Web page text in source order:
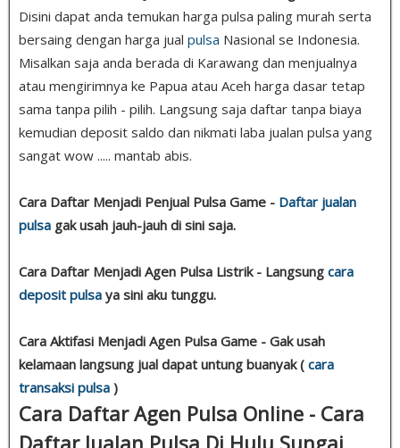
Disini dapat anda temukan harga pulsa paling murah serta
bersaing dengan harga jual pulsa Nasional se Indonesia.
Misalkan saja anda berada di Karawang dan menjualnya
atau mengirimnya ke Papua atau Aceh harga dasar tetap
sama tanpa pilih - pilih. Langsung saja daftar tanpa biaya
kemudian deposit saldo dan nikmati laba jualan pulsa yang
sangat wow ..... mantab abis.
Cara Daftar Menjadi Penjual Pulsa Game - Daftar jualan
pulsa gak usah jauh-jauh di sini saja.
Cara Daftar Menjadi Agen Pulsa Listrik - Langsung cara
deposit pulsa ya sini aku tunggu.
Cara Aktifasi Menjadi Agen Pulsa Game - Gak usah
kelamaan langsung jual dapat untung buanyak ( cara
transaksi pulsa )
Cara Daftar Agen Pulsa Online - Cara
Daftar Jualan Pulsa Di Hulu Sungai